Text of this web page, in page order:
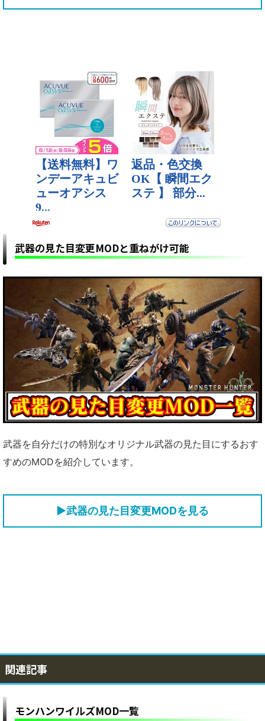
武器の見た目変更MODと重ねがけ可能
武器を自分だけの特別なオリジナル武器の見た目にするおす
すめのMODを紹介しています。
▶武器の見た目変更MODを見る
関連記事
モンハンワイルズMOD一覧